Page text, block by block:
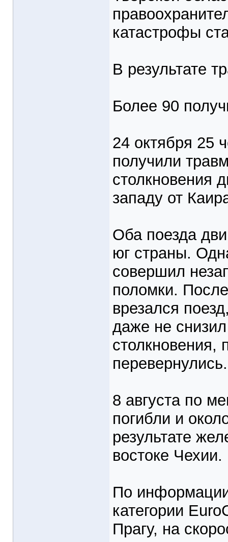
катастрофы
В результате
Более 90
24 октября 25
получили
столкновения
западу от
Оба поезда
юг страны.
совершил
поломки.
врезался
даже не снизил
столкновения,
перевернулись.
8 августа по
погибли и
результате
востоке Чехии.
По
категории
Прагу, на